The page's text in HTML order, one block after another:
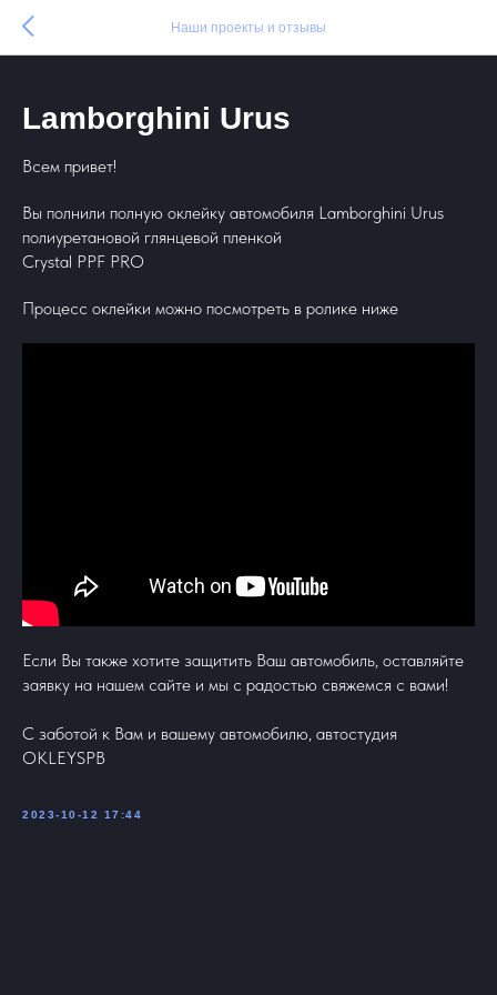
Наши проекты и отзывы
Lamborghini Urus
Всем привет!
Вы полнили полную оклейку автомобиля Lamborghini Urus
полиуретановой глянцевой пленкой
Crystal PPF PRO
Процесс оклейки можно посмотреть в ролике ниже
Если Вы также хотите защитить Ваш автомобиль, оставляйте
заявку на нашем сайте и мы с радостью свяжемся с вами!
С заботой к Вам и вашему автомобилю, автостудия
OKLEYSPB
2023-10-12 17:44